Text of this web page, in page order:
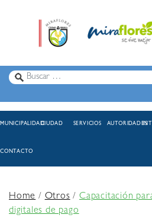
MUNICIPALIDADCIUDAD SERVICIOS AUTORIDADES
CONTACTO
Home/Otros/Capacitación
digitales de pago